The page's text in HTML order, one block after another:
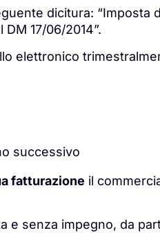
dicitura: “Imposta
DM 17/06/2014”.
elettronico
successivo
fatturazione il
e senza impegno, da